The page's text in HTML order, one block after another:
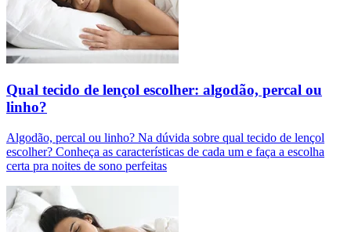
Qual tecido de lençol escolher: algodão, percal ou
linho?
Algodão, percal ou linho? Na dúvida sobre qual tecido de lençol
escolher? Conheça as características de cada um e faça a escolha
certa pra noites de sono perfeitas